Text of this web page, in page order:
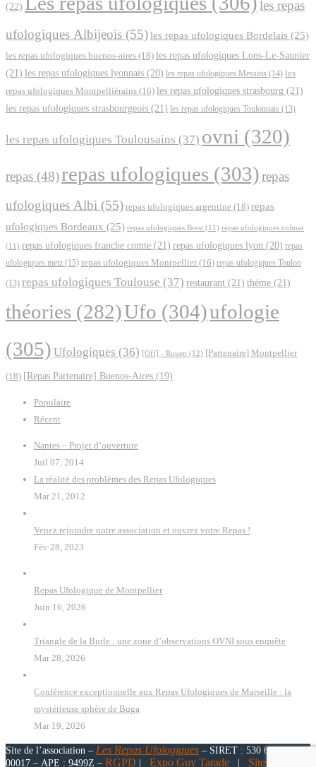
(22)
les repas
ufologiques Albijeois (55)les repas ufologiques Bordelais (25)
les repas ufologiques buenos-aires (18) les repas ufologiques Lons-Le-Saunier
(21) les repas ufologiques lyonnais (20) les repas ufologiques Messins (14) les
repas ufologiques Montpelliérains (16) les repas ufologiques strasbourg (21)
les repas ufologiques strasbourgeois (21) les repas ufologiques Toulonnais (13)
les repas ufologiques Toulousains (37) ovni (320)
repas (48)repas ufologiques (303)repas
ufologiques Albi (55) repas ufologiques argentine (18) repas
ufologiques Bordeaux (25) repas ufologiques Brest (11) repas ufologiques colmar
(11) repas ufologiques franche comte (21) repas ufologiques lyon (20) repas
ufologiques metz (15) repas ufologiques Montpellier (16) repas ufologiques Toulon
(13) repas ufologiques Toulouse (37) restaurant (21) théme (21)
théories (282)Ufo (304)ufologie
(305) Ufologiques (36) [Off] - Rouen (12) [Partenaire] Montpellier
(18) [Repas Partenaire] Buenos-Aires (19)
Populaire
Récent
Nantes – Projet d’ouverture
Juil 07, 2014
La réalité des problèmes des Repas Ufologiques
Mar 21, 2012
Venez rejoindre notre association et ouvrez votre Repas !
Fév 28, 2023
Repas Ufologique de Montpellier
Juin 16, 2026
Triangle de la Burle : une zone d’observations OVNI sous enquête
Mar 28, 2026
Conférence exceptionnelle aux Repas Ufologiques de Marseille : la
mystérieuse sphère de Buga
Mar 19, 2026
Site de l’association – Les Repas Ufologiques – SIRET : 530 646 918
00017 – APE : 9499Z – RGPD Expo Guy Tarade Sites Amis &